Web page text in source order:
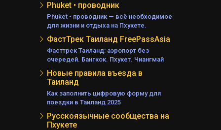
Phuket • проводник
Phuket • проводник — всё необходимое
для жизни и отдыха на Пхукете.
ФастТрек Таиланд FreePassAsia
Фасттрек Таиланд: аэропорт без
очередей. Бангкок. Пхукет. Чиангмай
Новые правила въезда в
Таиланд
Как заполнить цифровую форму для
поездки в Таиланд 2025
Русскоязычные сообщества на
Пхукете